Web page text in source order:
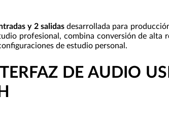
y 2 salidasdesarrollada para
profesional, combina conversión de
de estudio personal.
DE AUDIO